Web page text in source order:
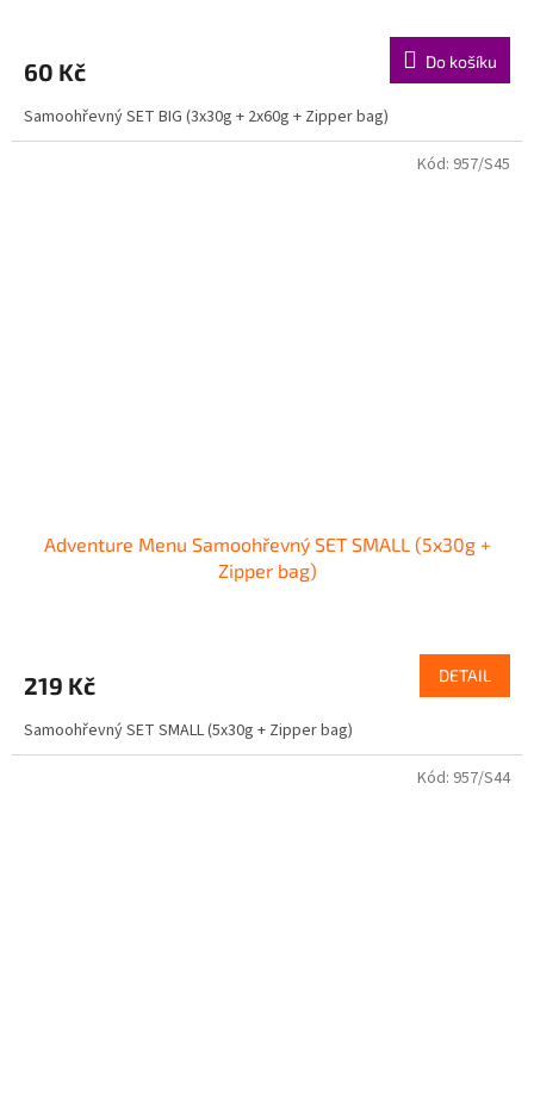
60 Kč Do košíku
Samoohřevný SET BIG (3x30g + 2x60g + Zipper bag)
Adventure Menu Samoohřevný SET SMALL (5x30g +
Zipper bag)
219 Kč DETAIL
Samoohřevný SET SMALL (5x30g + Zipper bag)
Kód: 957/S45
Kód: 957/S44